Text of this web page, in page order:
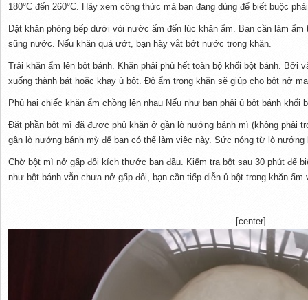
180°C đến 260°C. Hãy xem công thức mà bạn đang dùng để biết buộc
Đặt khăn phòng bếp dưới vòi nước ấm đến lúc khăn ẩm. Bạn cần làm
sũng nước. Nếu khăn quá ướt, bạn hãy vắt bớt nước trong khăn.
Trải khăn ẩm lên bột bánh. Khăn phải phủ hết toàn bộ khối bột bánh. Bởi
xuống thành bát hoặc khay ủ bột. Độ ẩm trong khăn sẽ giúp cho bột nở
Phủ hai chiếc khăn ẩm chồng lên nhau Nếu như bạn phải ủ bột bánh khối
Đặt phần bột mì đã được phủ khăn ở gần lò nướng bánh mì (không phải
gần lò nướng bánh mỳ để bạn có thể làm việc này. Sức nóng từ lò
Chờ bột mì nở gấp đôi kích thước ban đầu. Kiểm tra bột sau 30 phút để
như bột bánh vẫn chưa nở gấp đôi, bạn cần tiếp diễn ủ bột trong khăn ẩm
[center]